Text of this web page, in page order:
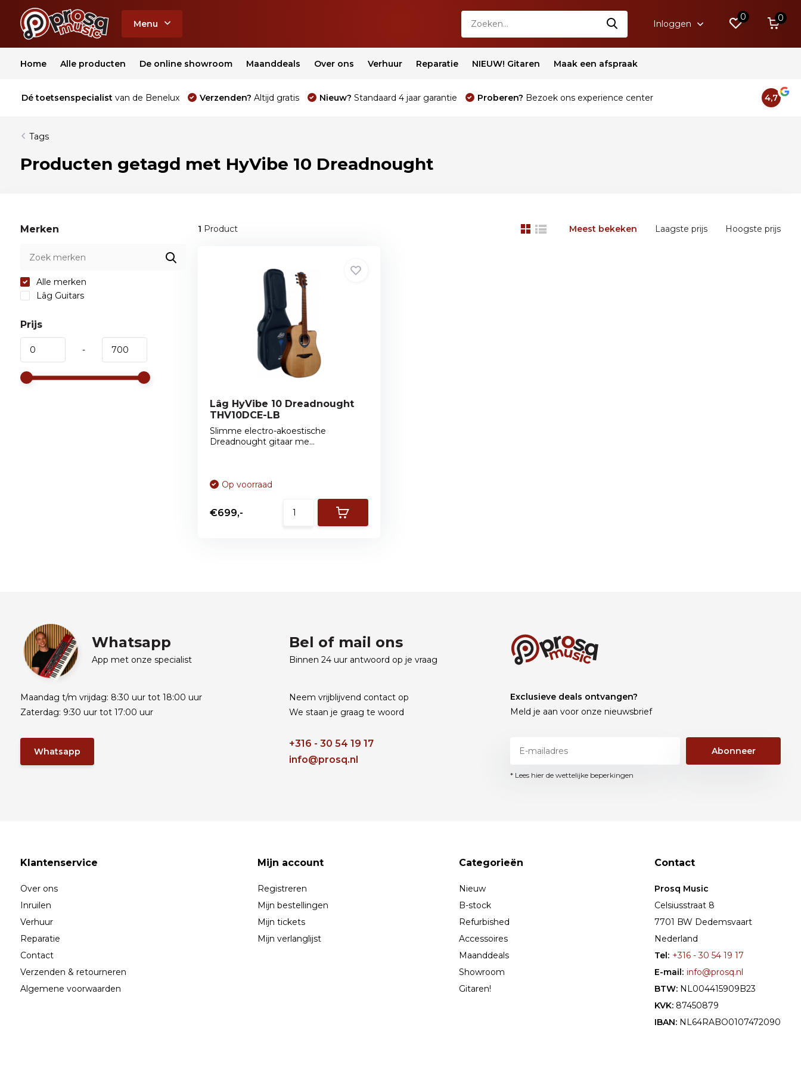
Menu Inloggen
0 0
Home Alle producten De online showroom Maanddeals Over ons Verhuur Reparatie NIEUW! Gitaren Maak een afspraak
Dé toetsenspecialist van de Benelux Verzenden? Altijd gratis Nieuw? Standaard 4 jaar garantie Proberen? Bezoek ons experience center 4,7
Tags
Producten getagd met HyVibe 10 Dreadnought
Merken
Alle merken
Lâg Guitars
Prijs
-
1 Product Meest bekeken Laagste prijs Hoogste prijs
Lâg HyVibe 10 Dreadnought
THV10DCE-LB
Slimme electro-akoestische
Dreadnought gitaar me...
Op voorraad
€699,-
Whatsapp
App met onze specialist
Maandag t/m vrijdag: 8:30 uur tot 18:00 uur
Zaterdag: 9:30 uur tot 17:00 uur
Whatsapp
Bel of mail ons
Binnen 24 uur antwoord op je vraag
Neem vrijblijvend contact op
We staan je graag te woord
+316 - 30 54 19 17
info@prosq.nl
Exclusieve deals ontvangen?
Meld je aan voor onze nieuwsbrief
Abonneer
* Lees hier de wettelijke beperkingen
Klantenservice
Over ons
Inruilen
Verhuur
Reparatie
Contact
Verzenden & retourneren
Algemene voorwaarden
Mijn account
Registreren
Mijn bestellingen
Mijn tickets
Mijn verlanglijst
Categorieën
Nieuw
B-stock
Refurbished
Accessoires
Maanddeals
Showroom
Gitaren!
Contact
Prosq Music
Celsiusstraat 8
7701 BW Dedemsvaart
Nederland
Tel: +316 - 30 54 19 17
E-mail: info@prosq.nl
BTW: NL004415909B23
KVK: 87450879
IBAN: NL64RABO0107472090